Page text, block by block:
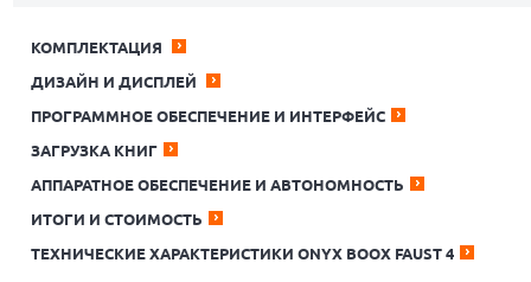
КОМПЛЕКТАЦИЯ
ДИЗАЙН И ДИСПЛЕЙ
ПРОГРАММНОЕ ОБЕСПЕЧЕНИЕ И ИНТЕРФЕЙС
ЗАГРУЗКА КНИГ
АППАРАТНОЕ ОБЕСПЕЧЕНИЕ И АВТОНОМНОСТЬ
ИТОГИ И СТОИМОСТЬ
ТЕХНИЧЕСКИЕ ХАРАКТЕРИСТИКИ ONYX BOOX FAUST 4